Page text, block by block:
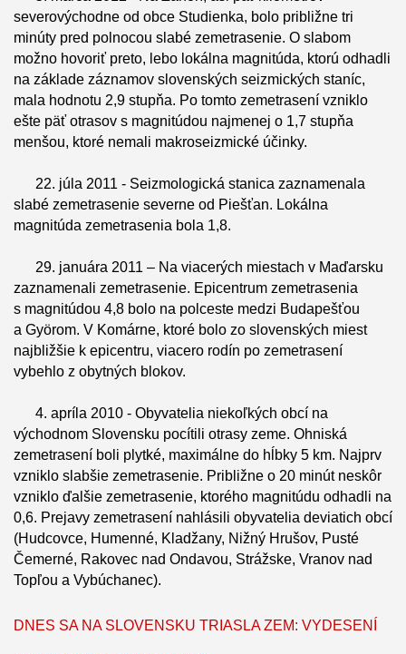
severovýchodne od obce Studienka, bolo približne tri
minúty pred polnocou slabé zemetrasenie. O slabom
možno hovoriť preto, lebo lokálna magnitúda, ktorú odhadli
na základe záznamov slovenských seizmických staníc,
mala hodnotu 2,9 stupňa. Po tomto zemetrasení vzniklo
ešte päť otrasov s magnitúdou najmenej o 1,7 stupňa
menšou, ktoré nemali makroseizmické účinky.
22. júla 2011 - Seizmologická stanica zaznamenala
slabé zemetrasenie severne od Piešťan. Lokálna
magnitúda zemetrasenia bola 1,8.
29. januára 2011 – Na viacerých miestach v Maďarsku
zaznamenali zemetrasenie. Epicentrum zemetrasenia
s magnitúdou 4,8 bolo na polceste medzi Budapešťou
a Györom. V Komárne, ktoré bolo zo slovenských miest
najbližšie k epicentru, viacero rodín po zemetrasení
vybehlo z obytných blokov.
4. apríla 2010 - Obyvatelia niekoľkých obcí na
východnom Slovensku pocítili otrasy zeme. Ohniská
zemetrasení boli plytké, maximálne do hĺbky 5 km. Najprv
vzniklo slabšie zemetrasenie. Približne o 20 minút neskôr
vzniklo ďalšie zemetrasenie, ktorého magnitúdu odhadli na
0,6. Prejavy zemetrasení nahlásili obyvatelia deviatich obcí
(Hudcovce, Humenné, Kladžany, Nižný Hrušov, Pusté
Čemerné, Rakovec nad Ondavou, Strážske, Vranov nad
Topľou a Vybúchanec).
DNES SA NA SLOVENSKU TRIASLA ZEM: VYDESENÍ